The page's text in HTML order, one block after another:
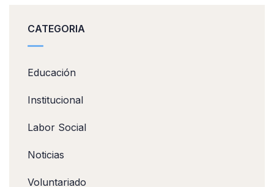
CATEGORIA
Educación
Institucional
Labor Social
Noticias
Voluntariado